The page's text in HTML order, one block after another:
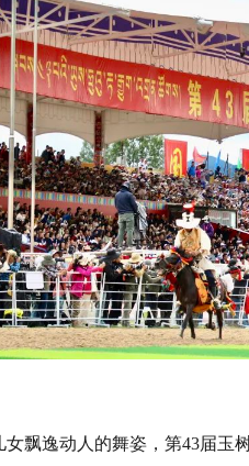
逸动人的舞姿，第43届玉